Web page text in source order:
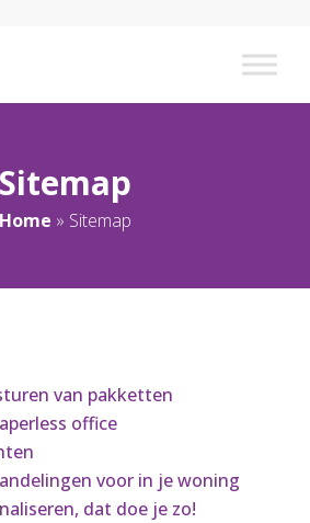
Sitemap
Home » Sitemap
van pakketten
office
voor in je woning
dat doe je zo!